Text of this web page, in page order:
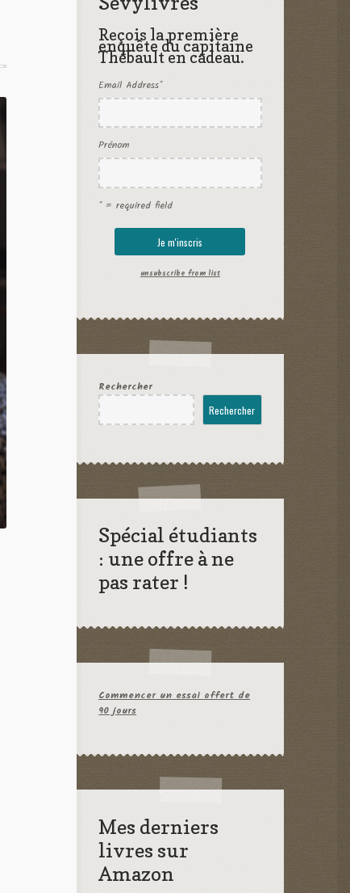
Reçois la première
enquête du capitaine
Thébault en cadeau.
Email Address*
Prénom
* = required field
unsubscribe from list
Rechercher
Rechercher
Spécial étudiants
: une offre à ne
pas rater !
Commencer un essai offert de
90 jours
Mes derniers
livres sur
Amazon